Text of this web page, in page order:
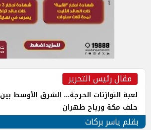
مقال رئيس التحرير
لعبة التوازنات الحرجة... الشرق الأوسط بين
حلف مكة ورياح طهران
بقلم ياسر بركات